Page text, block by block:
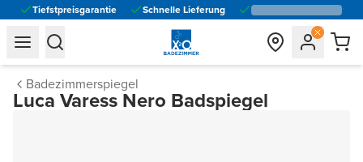
Tiefstpreisgarantie Schnelle Lieferung
general.navigation.toggle_menu.label
general.navigation.toggle_menu.label
Badezimmerspiegel
Luca Varess Nero Badspiegel